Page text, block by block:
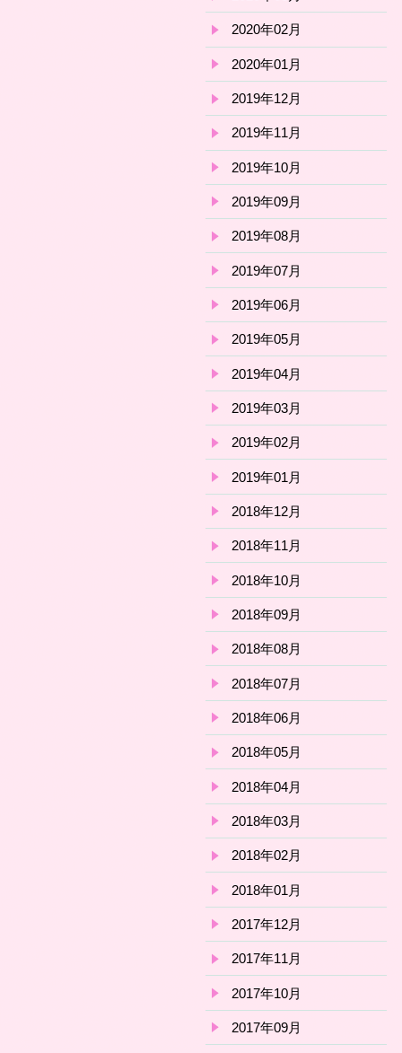
2020年02月
2020年01月
2019年12月
2019年11月
2019年10月
2019年09月
2019年08月
2019年07月
2019年06月
2019年05月
2019年04月
2019年03月
2019年02月
2019年01月
2018年12月
2018年11月
2018年10月
2018年09月
2018年08月
2018年07月
2018年06月
2018年05月
2018年04月
2018年03月
2018年02月
2018年01月
2017年12月
2017年11月
2017年10月
2017年09月